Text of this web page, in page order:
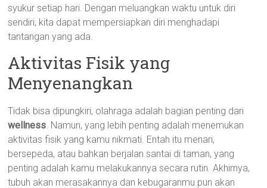
syukur setiap hari. Dengan meluangkan waktu untuk diri
sendiri, kita dapat mempersiapkan diri menghadapi
tantangan yang ada.
Aktivitas Fisik yang
Menyenangkan
Tidak bisa dipungkiri, olahraga adalah bagian penting dari
wellness. Namun, yang lebih penting adalah menemukan
aktivitas fisik yang kamu nikmati. Entah itu menari,
bersepeda, atau bahkan berjalan santai di taman, yang
penting adalah kamu melakukannya secara rutin. Akhirnya,
tubuh akan merasakannya dan kebugaranmu pun akan